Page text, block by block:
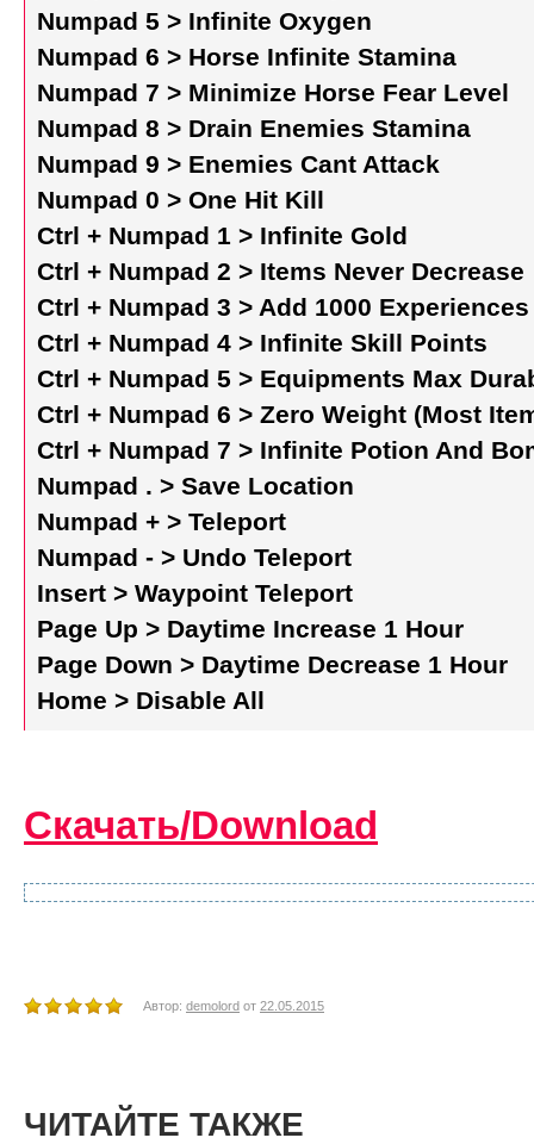
Numpad 5 > Infinite Oxygen
Numpad 6 > Horse Infinite Stamina
Numpad 7 > Minimize Horse Fear Level
Numpad 8 > Drain Enemies Stamina
Numpad 9 > Enemies Cant Attack
Numpad 0 > One Hit Kill
Ctrl + Numpad 1 > Infinite Gold
Ctrl + Numpad 2 > Items Never Decrease
Ctrl + Numpad 3 > Add 1000 Experiences
Ctrl + Numpad 4 > Infinite Skill Points
Ctrl + Numpad 5 > Equipments Max
Ctrl + Numpad 6 > Zero Weight (Most
Ctrl + Numpad 7 > Infinite Potion And
Numpad . > Save Location
Numpad + > Teleport
Numpad - > Undo Teleport
Insert > Waypoint Teleport
Page Up > Daytime Increase 1 Hour
Page Down > Daytime Decrease 1 Hour
Home > Disable All
Скачать/Download
Автор: demolord от 22.05.2015
ЧИТАЙТЕ ТАКЖЕ